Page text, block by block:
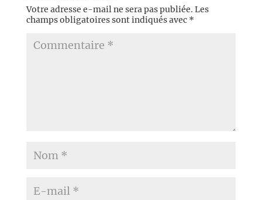
Votre adresse e-mail ne sera pas publiée. Les
champs obligatoires sont indiqués avec *